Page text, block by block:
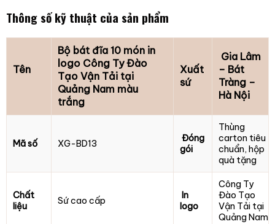
Thông số kỹ thuật của sản phẩm
Tên
Bộ bát đĩa 10 món in
logo Công Ty Đào
Tạo Vận Tải tại
Quảng Nam màu
trắng
Xuất
sứ
Gia Lâm
– Bát
Tràng –
Hà Nội
Mã số XG-BD13
Đóng
gói
Thùng
carton tiêu
chuẩn, hộp
quà tặng
Chất
liệu
Sứ cao cấp
In
logo
Công Ty
Đào Tạo
Vận Tải tại
Quảng Nam